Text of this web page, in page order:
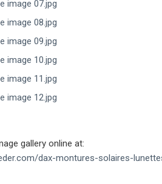
gallery online at:
dax-montures-solaires-